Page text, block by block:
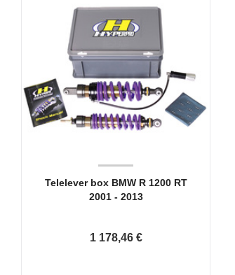
Telelever box BMW R 1200 RT
2001 - 2013
1 178,46 €